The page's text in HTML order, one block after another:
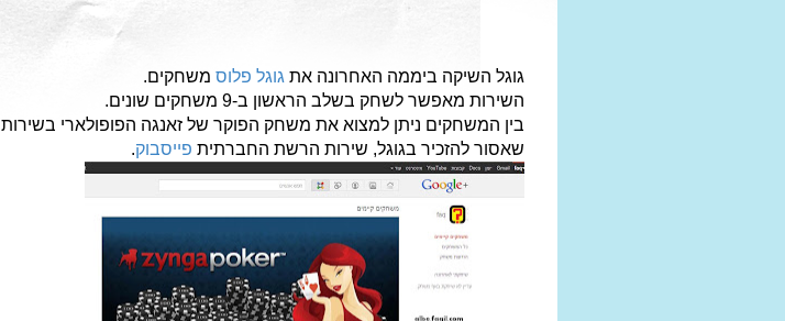
גוגל השיקה ביממה האחרונה את גוגל פלוס משחקים.
השירות מאפשר לשחק בשלב הראשון ב-9 משחקים שונים.
בין המשחקים ניתן למצוא את משחק הפוקר של זאנגה הפופולארי בשירות
שאסור להזכיר בגוגל, שירות הרשת החברתית פייסבוק.